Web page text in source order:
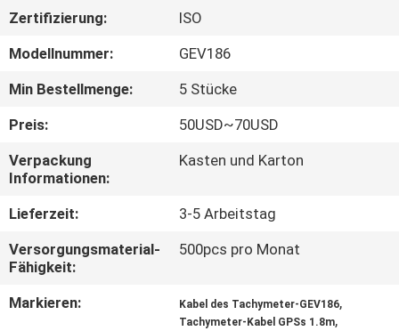
FABRIK-
AUSFLUG
QUALITÄTSKONTROLLE
TRETEN
SIE
MIT
UNS
IN
Zertifizierung:
ISO
Modellnummer:
GEV186
Min Bestellmenge:
5 Stücke
Preis:
50USD~70USD
Verpackung
Informationen:
Kasten und Karton
Lieferzeit:
3-5 Arbeitstag
Versorgungsmaterial-
Fähigkeit:
500pcs pro Monat
Markieren: Kabel des Tachymeter-GEV186,
Tachymeter-Kabel GPSs 1.8m,